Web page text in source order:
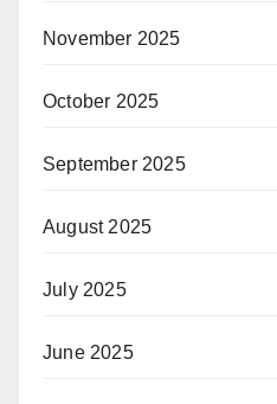
November 2025
October 2025
September 2025
August 2025
July 2025
June 2025